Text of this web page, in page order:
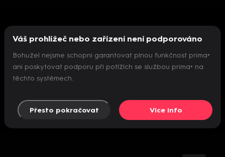
Nepodařilo se inicializovat přehrávač
Váš prohlížeč nebo zařízení není podporováno
Bohužel nejsme schopni garantovat plnou funkčnost prima+
ani poskytovat podporu při potížích se službou prima+ na
těchto systémech.
Přesto pokračovat Více info